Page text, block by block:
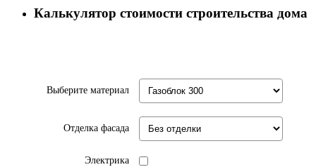
Калькулятор стоимости строительства дома
Выберите материал
Отделка фасада
Электрика